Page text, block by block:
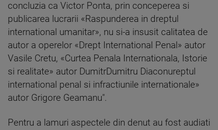
concluzia ca Victor Ponta, prin conceperea si
publicarea lucrarii «Raspunderea in dreptul
international umanitar», nu si-a insusit calitatea de
autor a operelor «Drept International Penal» autor
Vasile Cretu, «Curtea Penala Internationala, Istorie
si realitate» autor DumitrDumitru Diaconureptul
international penal si infractiunile internationale»
autor Grigore Geamanu".
Pentru a lamuri aspectele din denut au fost audiati